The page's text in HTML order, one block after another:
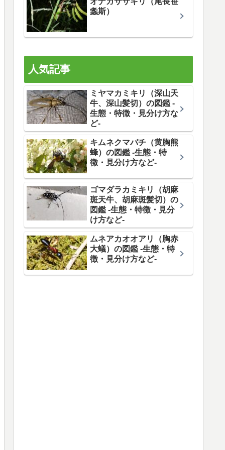
螽斯）
人気記事
ミヤマカミキリ（深山天
牛、深山髪切）の図鑑 -
生態・特徴・見分け方な
ど-
キムネクマバチ（黄胸熊
蜂）の図鑑 -生態・特
徴・見分け方など-
ゴマダラカミキリ（胡麻
斑天牛、胡麻斑髪切）の
図鑑 -生態・特徴・見分
け方など-
ムネアカオオアリ（胸赤
大蟻）の図鑑 -生態・特
徴・見分け方など-